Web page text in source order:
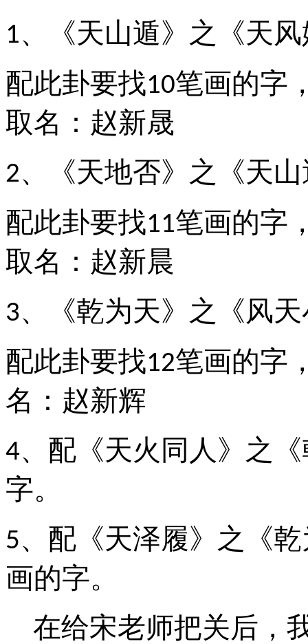
1、《天山遁》之《天
配此卦要找10笔画的字
取名：赵新晟
2、《天地否》之《天
配此卦要找11笔画的字
取名：赵新晨
3、《乾为天》之《风
配此卦要找12笔画的字
名：赵新辉
4、配《天火同人》之
字。
5、配《天泽履》之《
画的字。
在给宋老师把关后，